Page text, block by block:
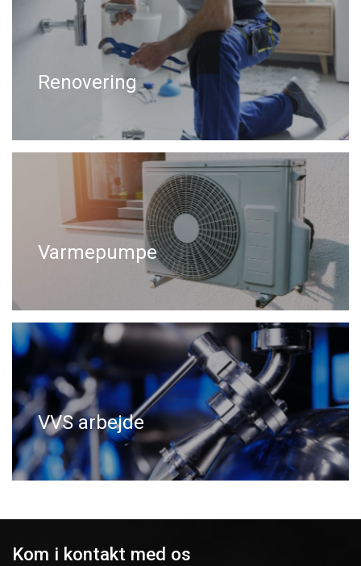
Renovering
Varmepumpe
VVS arbejde
Kom i kontakt med os